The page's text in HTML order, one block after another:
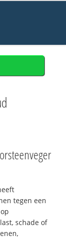
tegen een
schade of